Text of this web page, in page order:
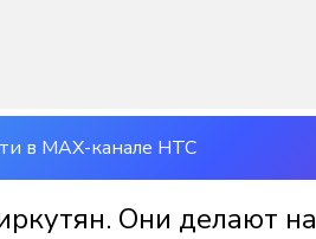
в MAX-канале НТС
Они делают